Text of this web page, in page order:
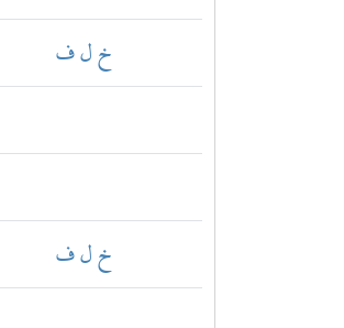
خ ل ف
خ ل ف